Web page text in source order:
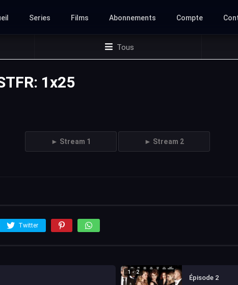
Series Films Abonnements Compte
Tous
1x25
► Stream 1 ► Stream 2
Twitter
1 - 2
Épisode 2